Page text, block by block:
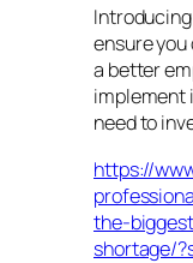
ensure
a better
implement
need to
https://
the-
shortage/